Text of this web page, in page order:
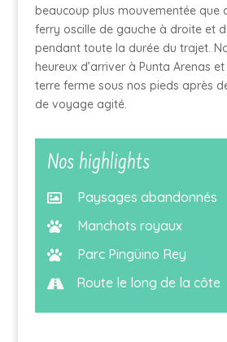
beaucoup plus mouvementée que
ferry oscille de gauche à droite et
pendant toute la durée du trajet.
heureux d’arriver à Punta Arenas
terre ferme sous nos pieds après
de voyage agité.
Nos highlights
 Paysages abandonnés
 Manchots royaux
 Parc Pingüino Rey
 Route le long de la côte